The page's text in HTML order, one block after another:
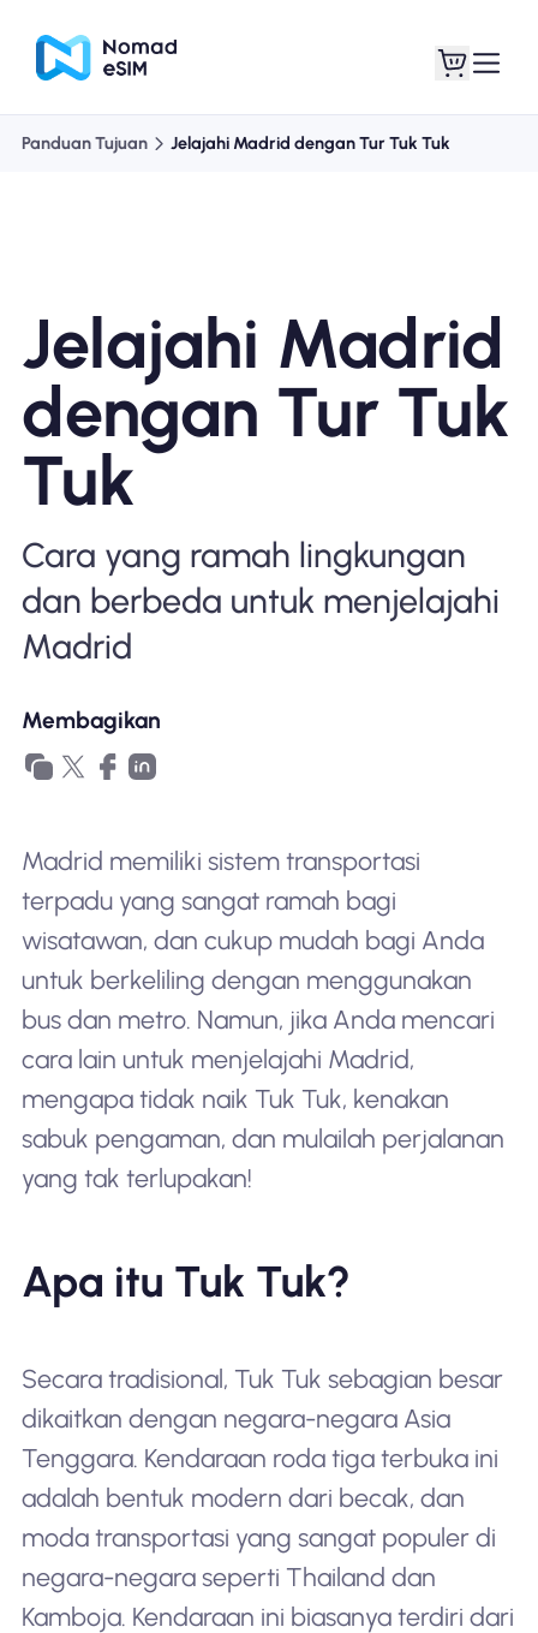
Paket Toko
Tentang eSIM
Mengapa Nomad eSIM
Menggunakan eSIM
Untuk bisnis
Panduan Tujuan Jelajahi Madrid dengan Tur Tuk Tuk
Jelajahi Madrid
dengan Tur Tuk
Tuk
Cara yang ramah lingkungan
dan berbeda untuk menjelajahi
Madrid
Membagikan
Madrid memiliki sistem transportasi
terpadu yang sangat ramah bagi
wisatawan, dan cukup mudah bagi Anda
untuk berkeliling dengan menggunakan
bus dan metro. Namun, jika Anda mencari
cara lain untuk menjelajahi Madrid,
mengapa tidak naik Tuk Tuk, kenakan
sabuk pengaman, dan mulailah perjalanan
yang tak terlupakan!
Apa itu Tuk Tuk?
Secara tradisional, Tuk Tuk sebagian besar
dikaitkan dengan negara-negara Asia
Tenggara. Kendaraan roda tiga terbuka ini
adalah bentuk modern dari becak, dan
moda transportasi yang sangat populer di
negara-negara seperti Thailand dan
Kamboja. Kendaraan ini biasanya terdiri dari